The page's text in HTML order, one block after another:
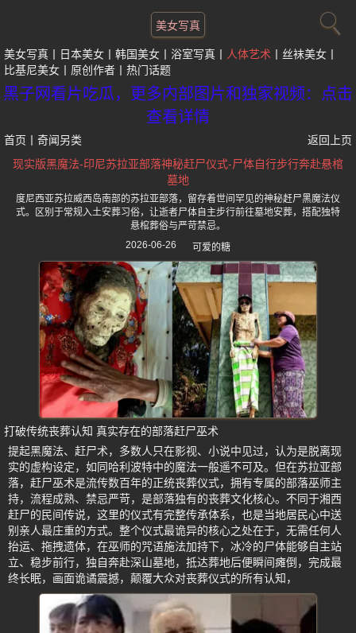
美女写真
美女写真 日本美女 韩国美女 浴室写真 人体艺术
丝袜美女
比基尼美女
原创作者 热门话题
黑子网看片吃瓜，更多内部图片和独家视频：点击
查看详情
首页 奇闻另类
返回上页
现实版黑魔法-印尼苏拉亚部落神秘赶尸仪式-尸体自行步行奔赴悬棺
墓地
度尼西亚苏拉威西岛南部的苏拉亚部落，留存着世间罕见的神秘赶尸黑魔法仪
式。区别于常规入土安葬习俗，让逝者尸体自主步行前往墓地安葬，搭配独特
悬棺葬俗与严苛禁忌。
2026-06-26
可爱的糖
打破传统丧葬认知 真实存在的部落赶尸巫术
提起黑魔法、赶尸术，多数人只在影视、小说中见过，认为是脱离现
实的虚构设定，如同哈利波特中的魔法一般遥不可及。但在苏拉亚部
落，赶尸巫术是流传数百年的正统丧葬仪式，拥有专属的部落巫师主
持，流程成熟、禁忌严苛，是部落独有的丧葬文化核心。不同于湘西
赶尸的民间传说，这里的仪式有完整传承体系，也是当地居民心中送
别亲人最庄重的方式。整个仪式最诡异的核心之处在于，无需任何人
抬运、拖拽遗体，在巫师的咒语施法加持下，冰冷的尸体能够自主站
立、稳步前行，独自奔赴深山墓地，抵达葬地后便瞬间瘫倒，完成最
终长眠，画面诡谲震撼，颠覆大众对丧葬仪式的所有认知，